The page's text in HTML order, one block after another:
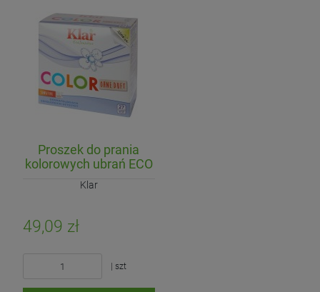
Proszek do prania
kolorowych ubrań ECO
1,375kg (27 prań)
Klar
49,09 zł
| szt